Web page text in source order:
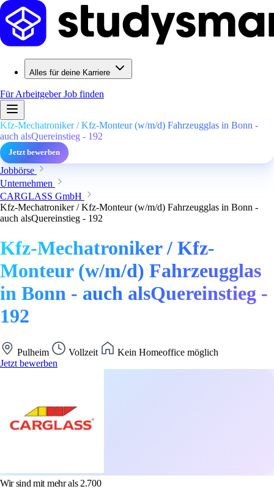
Alles für deine Karriere
Für ArbeitgeberJob finden
Kfz-Mechatroniker / Kfz-Monteur (w/m/d) Fahrzeugglas in Bonn -
auch alsQuereinstieg - 192
Jetzt bewerben
Jobbörse
Unternehmen
CARGLASS GmbH
Kfz-Mechatroniker / Kfz-Monteur (w/m/d) Fahrzeugglas in Bonn -
auch alsQuereinstieg - 192
Kfz-Mechatroniker / Kfz-
Monteur (w/m/d) Fahrzeugglas
in Bonn - auch alsQuereinstieg -
192
Pulheim Vollzeit
Kein Homeoffice möglich
Jetzt bewerben
Wir sind mit mehr als 2.700